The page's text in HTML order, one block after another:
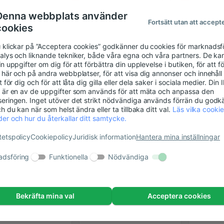
Dam
Kläder
Kylande
555,00 kr
kr
Blå Tränings T-shirt
Normal Passform -
Herr
Listpris: 745,00 kr
625,00 kr
skjorta
Listpris:
RABATT 260,00 KR RABATT 180,00 KR
webbplats använder
Fortsätt utan att
klickar på ”Acceptera cookies” godkänner du cookies för
och liknande tekniker, både våra egna och våra partners. De
uppgifter om dig för att förbättra din upplevelse i butiken, för att
och på andra webbplatser, för att visa dig annonser och innehåll
för dig och för att låta dig gilla eller dela saker i sociala medier. Din
är en av de uppgifter som används för att mäta och anpassa den
Inget utöver det strikt nödvändiga används förrän du
du kan när som helst ändra eller ta tillbaka ditt val. Läs vilka
och hur du återkallar ditt samtycke.
CookiepolicyJuridisk informationHantera mina inställningar
Funktionella Nödvändiga
Bekräfta mina val Acceptera cookies